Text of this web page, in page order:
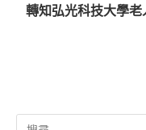
轉知弘光科技大學
Search